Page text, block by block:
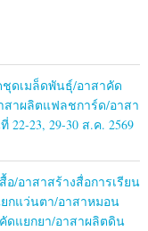
ดเมล็ดพันธุ์/อาสาคัด
สาผลิตแฟลชการ์ด/อาสา
23, 29-30 ส.ค. 2569
อ/อาสาสร้างสื่อการเรียน
กแว่นตา/อาสาหมอน
ดแยกยา/อาสาผลิตดิน